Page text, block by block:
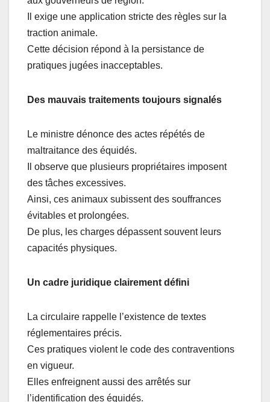
Il exige une application stricte des règles sur la
traction animale.
Cette décision répond à la persistance de
pratiques jugées inacceptables.
Des mauvais traitements toujours signalés
Le ministre dénonce des actes répétés de
maltraitance des équidés.
Il observe que plusieurs propriétaires imposent
des tâches excessives.
Ainsi, ces animaux subissent des souffrances
évitables et prolongées.
De plus, les charges dépassent souvent leurs
capacités physiques.
Un cadre juridique clairement défini
La circulaire rappelle l’existence de textes
réglementaires précis.
Ces pratiques violent le code des contraventions
en vigueur.
Elles enfreignent aussi des arrêtés sur
l’identification des équidés.